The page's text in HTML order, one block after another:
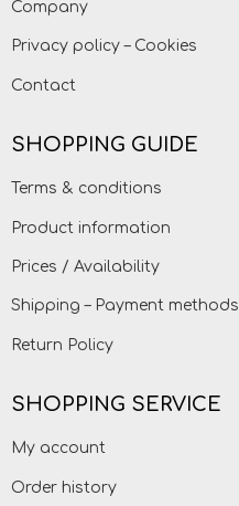
Company
Privacy policy – Cookies
Contact
SHOPPING GUIDE
Terms & conditions
Product information
Prices / Availability
Shipping – Payment methods
Return Policy
SHOPPING SERVICE
My account
Order history